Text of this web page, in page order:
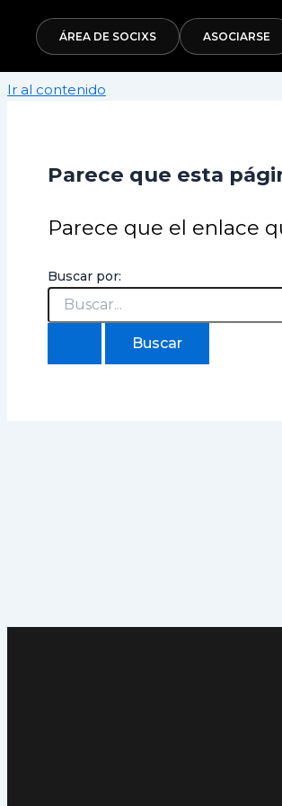
Ir al contenido
ÁREA DE SOCIXS ASOCIARSE
Parece que esta
Parece que el enlace
Buscar por: